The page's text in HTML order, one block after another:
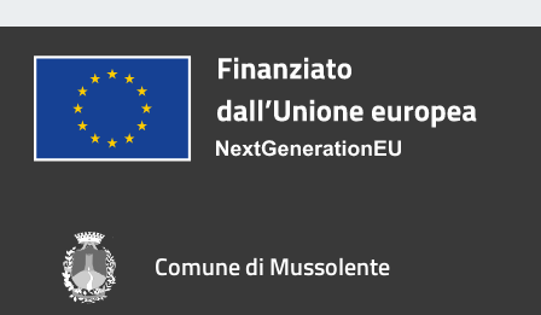
Comune di Mussolente